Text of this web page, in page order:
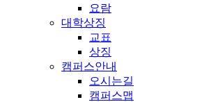
요람
대학상징
교표
상징
캠퍼스안내
오시는길
캠퍼스맵